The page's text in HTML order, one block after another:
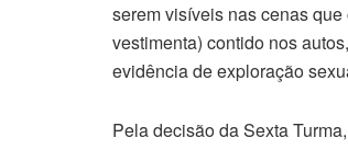
serem visíveis nas cenas
vestimenta) contido nos
evidência de exploração
Pela decisão daSexta